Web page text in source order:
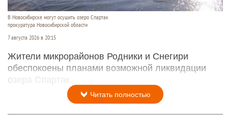
В Новосибирске могут осушить озеро Спартак
прокуратура Новосибирской области
7 августа 2026 в 20:15
Жители микрорайонов Родники и Снегири
обеспокоены планами возможной ликвидации
озера Спартак.
Читать полностью